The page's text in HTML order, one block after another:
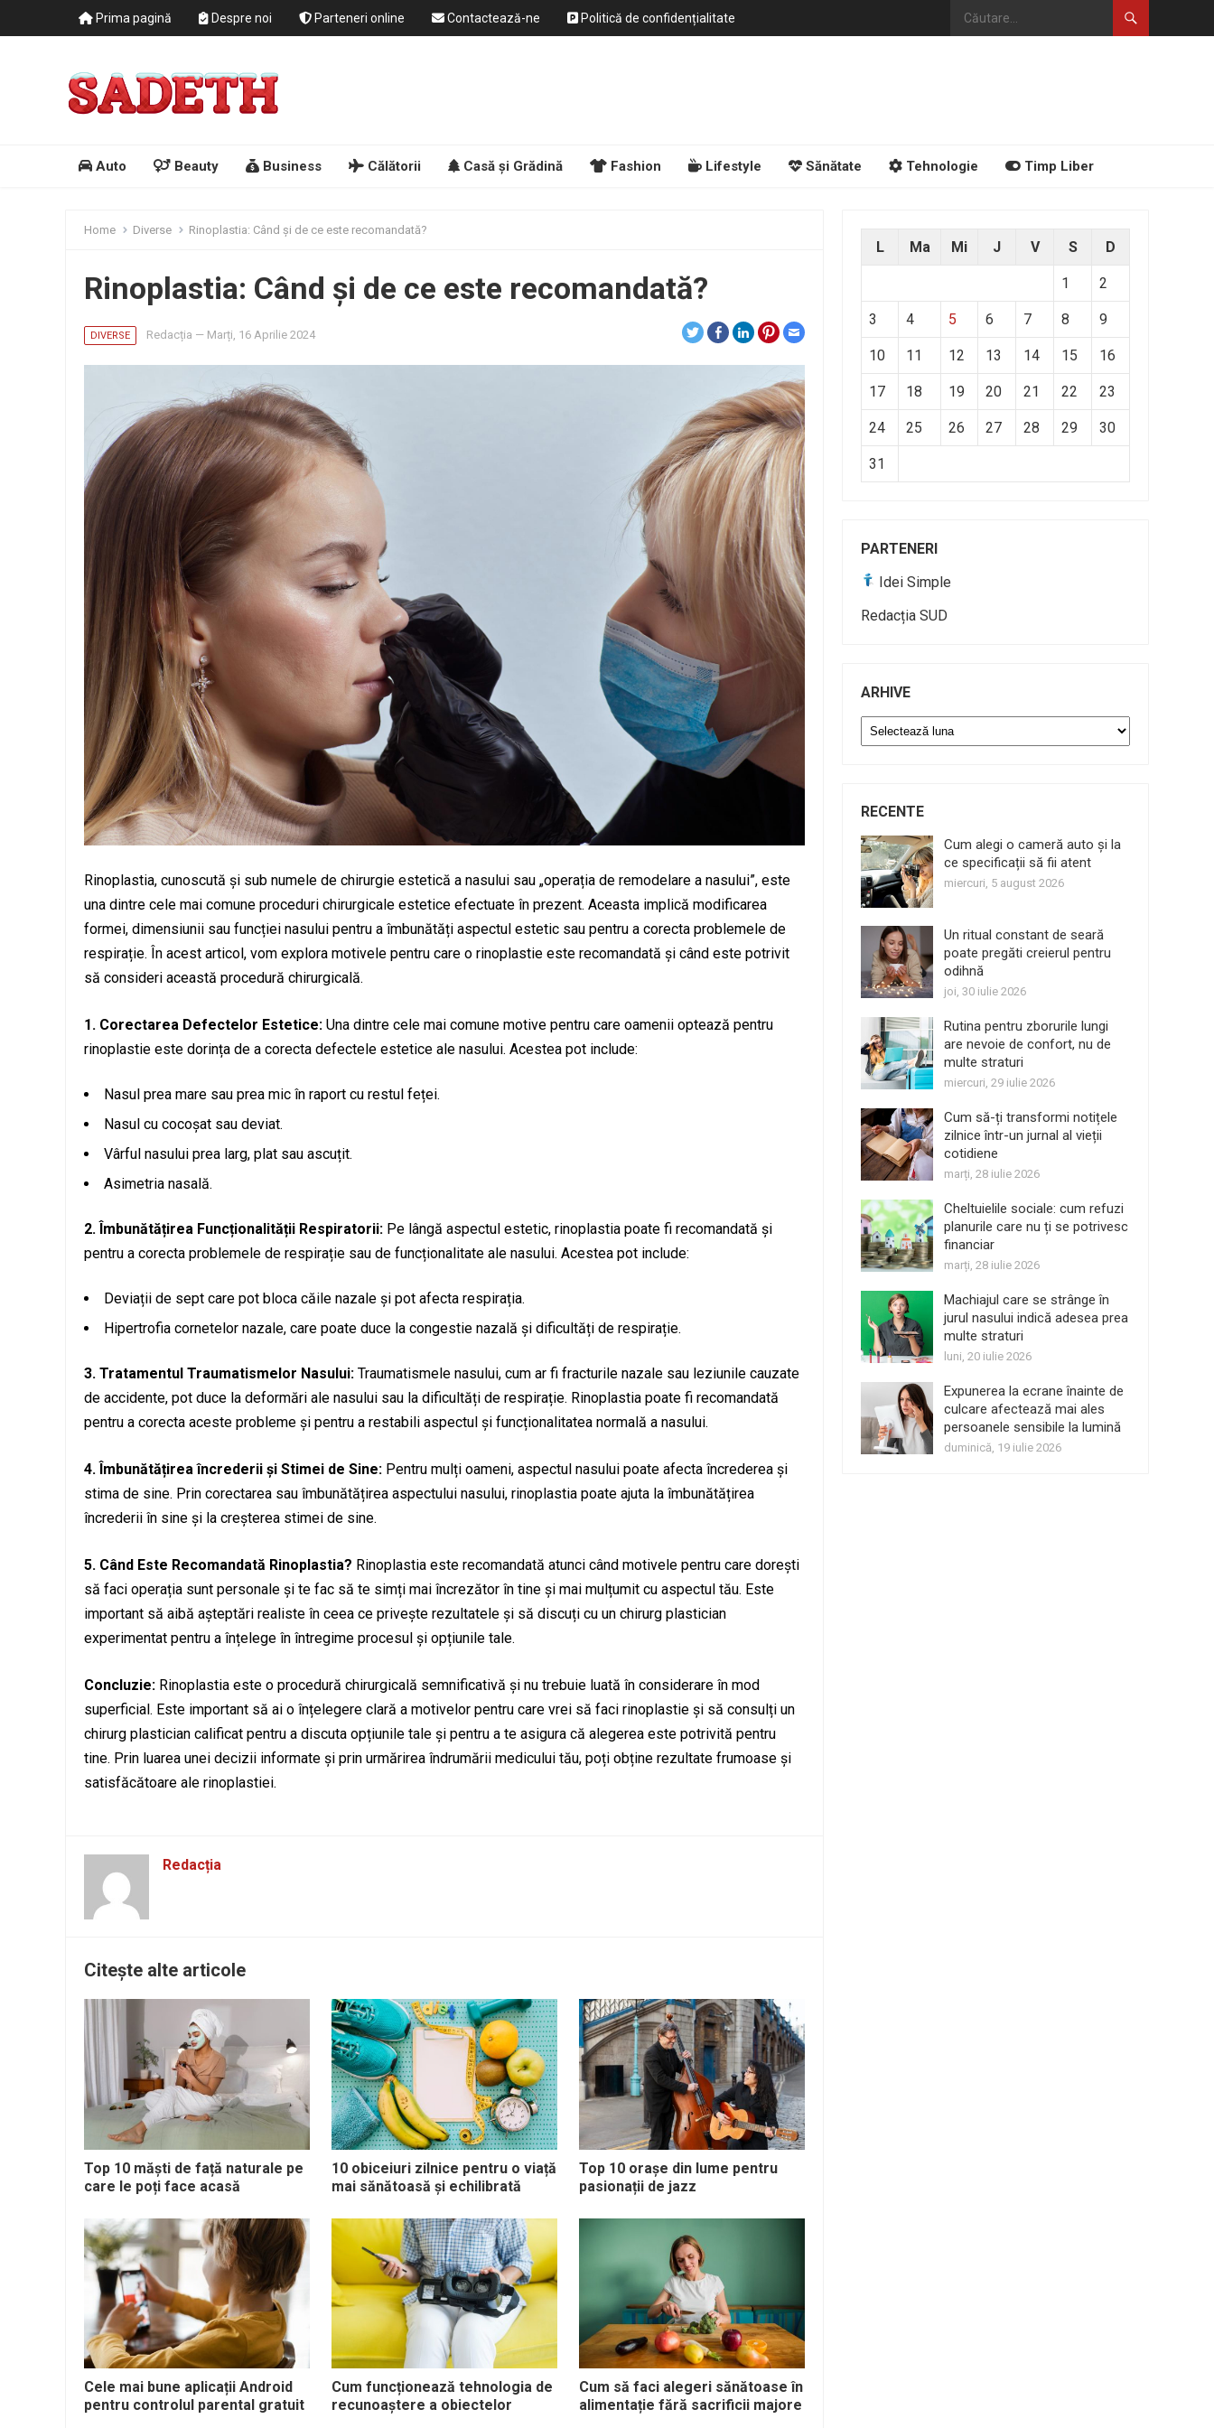
Prima pagină Despre noi Parteneri online Contactează-ne Politică de confidențialitate
Auto Beauty Business Călătorii Casă și Grădină Fashion Lifestyle Sănătate Tehnologie Timp Liber
Home Diverse Rinoplastia: Când și de ce este recomandată?
Rinoplastia: Când și de ce este recomandată?
DIVERSE Redacția — Marți, 16 Aprilie 2024
Rinoplastia, cunoscută și sub numele de chirurgie estetică a nasului sau „operația de remodelare a nasului”, este
una dintre cele mai comune proceduri chirurgicale estetice efectuate în prezent. Aceasta implică modificarea
formei, dimensiunii sau funcției nasului pentru a îmbunătăți aspectul estetic sau pentru a corecta problemele de
respirație. În acest articol, vom explora motivele pentru care o rinoplastie este recomandată și când este potrivit
să consideri această procedură chirurgicală.
1. Corectarea Defectelor Estetice: Una dintre cele mai comune motive pentru care oamenii optează pentru
rinoplastie este dorința de a corecta defectele estetice ale nasului. Acestea pot include:
Nasul prea mare sau prea mic în raport cu restul feței.
Nasul cu cocoșat sau deviat.
Vârful nasului prea larg, plat sau ascuțit.
Asimetria nasală.
2. Îmbunătățirea Funcționalității Respiratorii: Pe lângă aspectul estetic, rinoplastia poate fi recomandată și
pentru a corecta problemele de respirație sau de funcționalitate ale nasului. Acestea pot include:
Deviații de sept care pot bloca căile nazale și pot afecta respirația.
Hipertrofia cornetelor nazale, care poate duce la congestie nazală și dificultăți de respirație.
3. Tratamentul Traumatismelor Nasului: Traumatismele nasului, cum ar fi fracturile nazale sau leziunile cauzate
de accidente, pot duce la deformări ale nasului sau la dificultăți de respirație. Rinoplastia poate fi recomandată
pentru a corecta aceste probleme și pentru a restabili aspectul și funcționalitatea normală a nasului.
4. Îmbunătățirea încrederii și Stimei de Sine: Pentru mulți oameni, aspectul nasului poate afecta încrederea și
stima de sine. Prin corectarea sau îmbunătățirea aspectului nasului, rinoplastia poate ajuta la îmbunătățirea
încrederii în sine și la creșterea stimei de sine.
5. Când Este Recomandată Rinoplastia? Rinoplastia este recomandată atunci când motivele pentru care dorești
să faci operația sunt personale și te fac să te simți mai încrezător în tine și mai mulțumit cu aspectul tău. Este
important să aibă așteptări realiste în ceea ce privește rezultatele și să discuți cu un chirurg plastician
experimentat pentru a înțelege în întregime procesul și opțiunile tale.
Concluzie: Rinoplastia este o procedură chirurgicală semnificativă și nu trebuie luată în considerare în mod
superficial. Este important să ai o înțelegere clară a motivelor pentru care vrei să faci rinoplastie și să consulți un
chirurg plastician calificat pentru a discuta opțiunile tale și pentru a te asigura că alegerea este potrivită pentru
tine. Prin luarea unei decizii informate și prin urmărirea îndrumării medicului tău, poți obține rezultate frumoase și
satisfăcătoare ale rinoplastiei.
Redacția
Citește alte articole
Top 10 măști de față naturale pe
care le poți face acasă
10 obiceiuri zilnice pentru o viață
mai sănătoasă și echilibrată
Top 10 orașe din lume pentru
pasionații de jazz
Cele mai bune aplicații Android
pentru controlul parental gratuit
Cum funcționează tehnologia de
recunoaștere a obiectelor
Cum să faci alegeri sănătoase în
alimentație fără sacrificii majore
L Ma Mi J V S D
1 2
3 4 5 6 7 8 9
10 11 12 13 14 15 16
17 18 19 20 21 22 23
24 25 26 27 28 29 30
31
PARTENERI
Idei Simple
Redacția SUD
ARHIVE
Arhive
RECENTE
Cum alegi o cameră auto și la
ce specificații să fii atent
miercuri, 5 august 2026
Un ritual constant de seară
poate pregăti creierul pentru
odihnă
joi, 30 iulie 2026
Rutina pentru zborurile lungi
are nevoie de confort, nu de
multe straturi
miercuri, 29 iulie 2026
Cum să-ți transformi notițele
zilnice într-un jurnal al vieții
cotidiene
marți, 28 iulie 2026
Cheltuielile sociale: cum refuzi
planurile care nu ți se potrivesc
financiar
marți, 28 iulie 2026
Machiajul care se strânge în
jurul nasului indică adesea prea
multe straturi
luni, 20 iulie 2026
Expunerea la ecrane înainte de
culcare afectează mai ales
persoanele sensibile la lumină
duminică, 19 iulie 2026